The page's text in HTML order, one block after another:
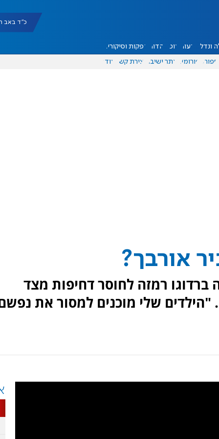
כ"ד באב תשפ"ו
ונדל"ן דעות אוכל יהדות הפקות וסיקורים
ספורט פורומים אתר ישיבה יצירת קשר עוד
אורבך?
רמזה לחוסר דחיפות מצד
שלי מוכנים למסור את